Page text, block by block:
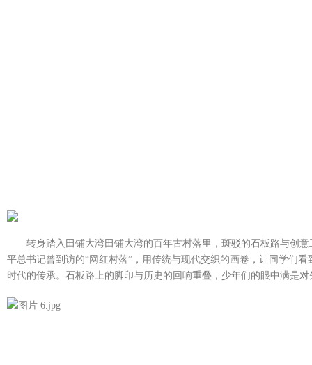
转身踏入田铺大湾田铺大湾的百年古村落里，斑驳的石板路与创意
平总书记曾到访的“网红村落”，用传统与现代交织的画卷，让同学们
时代的传承。石板路上的脚印与历史的回响重叠，少年们的眼中满是